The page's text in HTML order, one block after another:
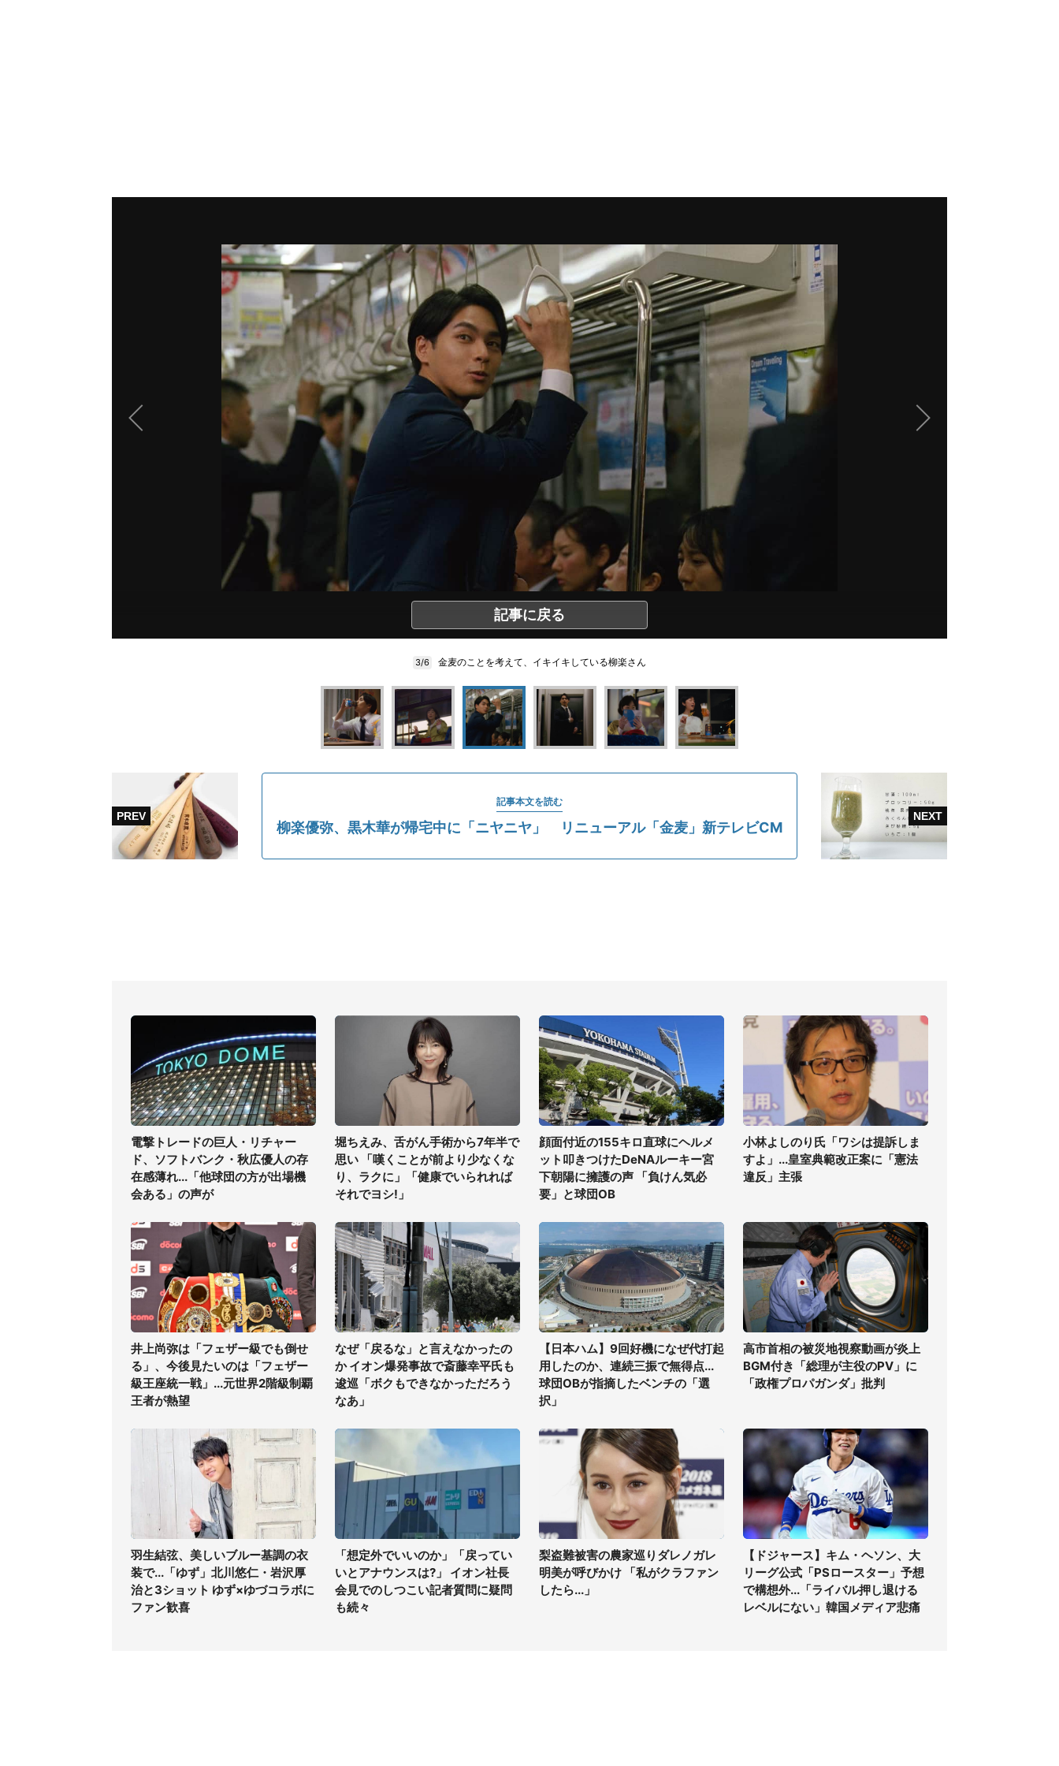
記事に戻る
3/6 金麦のことを考えて、イキイキしている柳楽さん
記事本文を読む
柳楽優弥、黒木華が帰宅中に「ニヤニヤ」 リニューアル「金麦」新テレビCM
電撃トレードの巨人・リチャー
ド、ソフトバンク・秋広優人の存
在感薄れ...「他球団の方が出場機
会ある」の声が
堀ちえみ、舌がん手術から7年半で
思い 「嘆くことが前より少なくな
り、ラクに」「健康でいられれば
それでヨシ!」
顔面付近の155キロ直球にヘルメ
ット叩きつけたDeNAルーキー宮
下朝陽に擁護の声 「負けん気必
要」と球団OB
小林よしのり氏「ワシは提訴しま
すよ」...皇室典範改正案に「憲法
違反」主張
井上尚弥は「フェザー級でも倒せ
る」、今後見たいのは「フェザー
級王座統一戦」...元世界2階級制覇
王者が熱望
なぜ「戻るな」と言えなかったの
か イオン爆発事故で斎藤幸平氏も
逡巡「ボクもできなかっただろう
なあ」
【日本ハム】9回好機になぜ代打起
用したのか、連続三振で無得点...
球団OBが指摘したベンチの「選
択」
高市首相の被災地視察動画が炎上
BGM付き「総理が主役のPV」に
「政権プロパガンダ」批判
羽生結弦、美しいブルー基調の衣
装で...「ゆず」北川悠仁・岩沢厚
治と3ショット ゆず×ゆづコラボに
ファン歓喜
「想定外でいいのか」「戻ってい
いとアナウンスは?」 イオン社長
会見でのしつこい記者質問に疑問
も続々
梨盗難被害の農家巡りダレノガレ
明美が呼びかけ 「私がクラファン
したら...」
【ドジャース】キム・ヘソン、大
リーグ公式「PSロースター」予想
で構想外...「ライバル押し退ける
レベルにない」韓国メディア悲痛